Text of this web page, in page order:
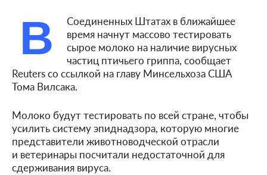
В
Соединенных Штатах в ближайшее
время начнут массово тестировать
сырое молоко на наличие вирусных
частиц птичьего гриппа, сообщает
Reuters со ссылкой на главу Минсельхоза США
Тома Вилсака.
Молоко будут тестировать по всей стране, чтобы
усилить систему эпиднадзора, которую многие
представители животноводческой отрасли
и ветеринары посчитали недостаточной для
сдерживания вируса.